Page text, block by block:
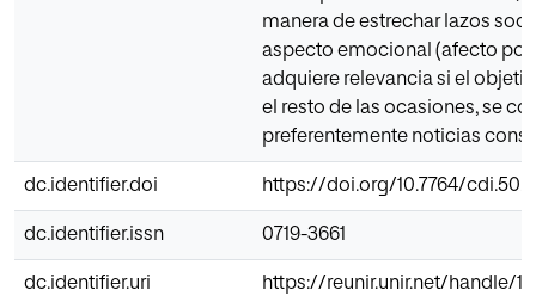
manera de estrechar lazos
aspecto emocional (afecto
adquiere relevancia si el
el resto de las ocasiones, se
preferentemente noticias
dc.identifier.doi https://doi.org/10.7764/
dc.identifier.issn 0719-3661
dc.identifier.uri https://reunir.unir.net/handle/